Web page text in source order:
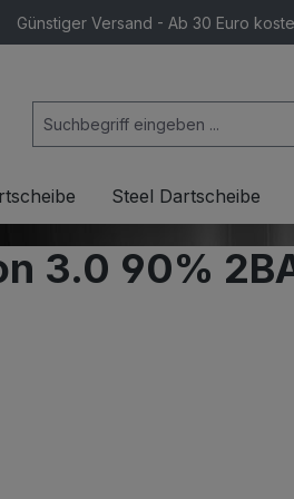
Günstiger Versand - Ab 30 Euro
Steel Dartscheibe
3.0 90%